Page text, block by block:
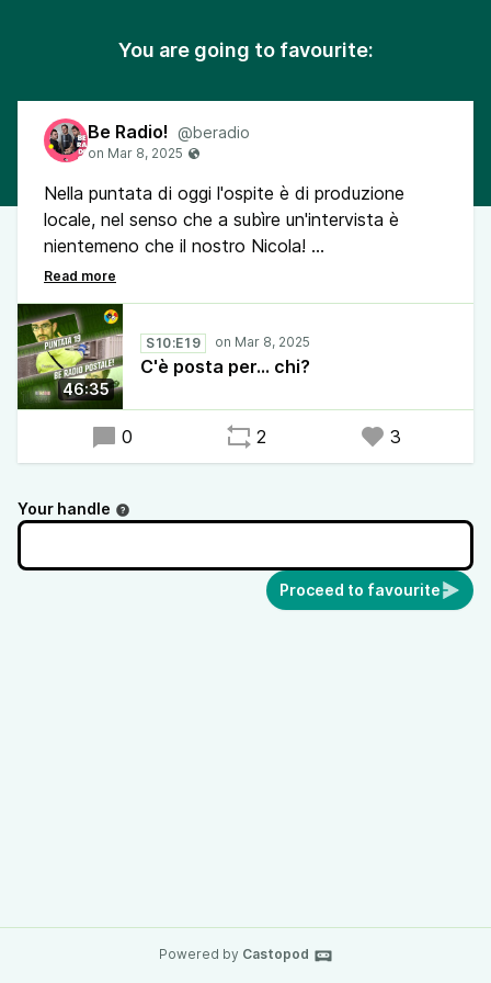
You are going to favourite:
Be Radio! @beradio
Nella puntata di oggi l'ospite è di produzione
locale, nel senso che a subìre un'intervista è
nientemeno che il nostro Nicola!
E perché proprio lui? Ci parlerà del suo attuale
lavoro come postino, come funziona il mondo dei
portalettere e di come si sopravvive a numeri
civici fuori posto, cani dalle dubbie intenzioni e
destinatari che non sempre sanno di essere tali.
E allora fiondatevi, anzi speditevi a pigiare il
tasto play!
46:35
S10:E19
C'è posta per... chi?
0 2 3
Your handle
Proceed to favourite
Powered by Castopod